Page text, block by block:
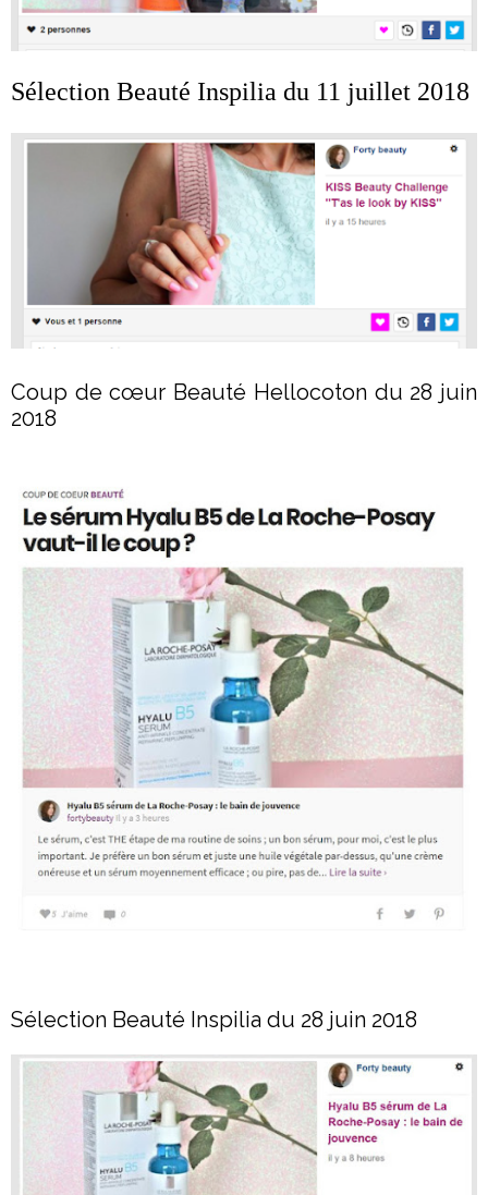
Sélection Beauté Inspilia du 11 juillet 2018
Coup de cœur Beauté Hellocoton du 28 juin
2018
Sélection Beauté Inspilia du 28 juin 2018